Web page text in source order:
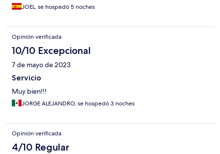
JOEL, se hospedó 5 noches
Opinión verificada
10/10 Excepcional
7 de mayo de 2023
Servicio
Muy bien!!!
JORGE ALEJANDRO, se hospedó 3 noches
Opinión verificada
4/10 Regular